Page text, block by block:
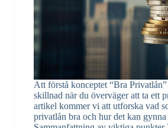
Att förstå konceptet “Bra
skillnad när du överväger att ta ett
artikel kommer vi att utforska vad
privatlån bra och hur det kan